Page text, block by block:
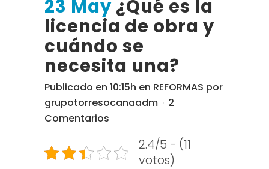
23 May ¿Qué es la
licencia de obra y
cuándo se
necesita una?
Publicado en 10:15h en REFORMAS por
grupotorresocanaadm
2
Comentarios
2.4/5 - (11
votos)